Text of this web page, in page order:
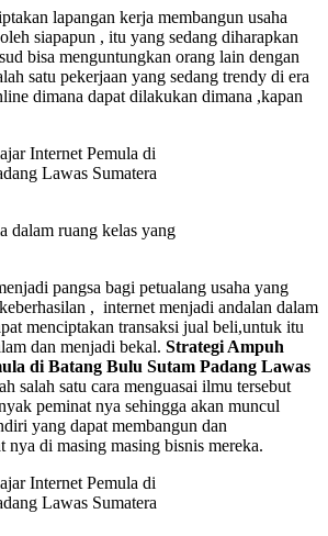
lapangan kerja membangun usaha
siapapun , itu yang sedang diharapkan
bisa menguntungkan orang lain dengan
satu pekerjaan yang sedang trendy di era
dimana dapat dilakukan dimana ,kapan
dalam ruang kelas yang
pangsa bagi petualang usaha yang
, internet menjadi andalan dalam
menciptakan transaksi jual beli,untuk itu
dan menjadi bekal. Strategi Ampuh
di Batang Bulu Sutam Padang Lawas
salah satu cara menguasai ilmu tersebut
peminat nya sehingga akan muncul
yang dapat membangun dan
nya di masing masing bisnis mereka.